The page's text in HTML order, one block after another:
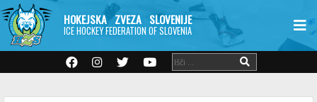
HOKEJSKA ZVEZA SLOVENIJE
ICE HOCKEY FEDERATION OF SLOVENIA